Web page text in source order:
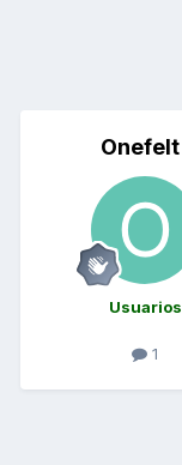
Onefelt
Usuarios
1